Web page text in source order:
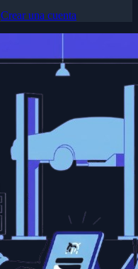
Crear una cuenta